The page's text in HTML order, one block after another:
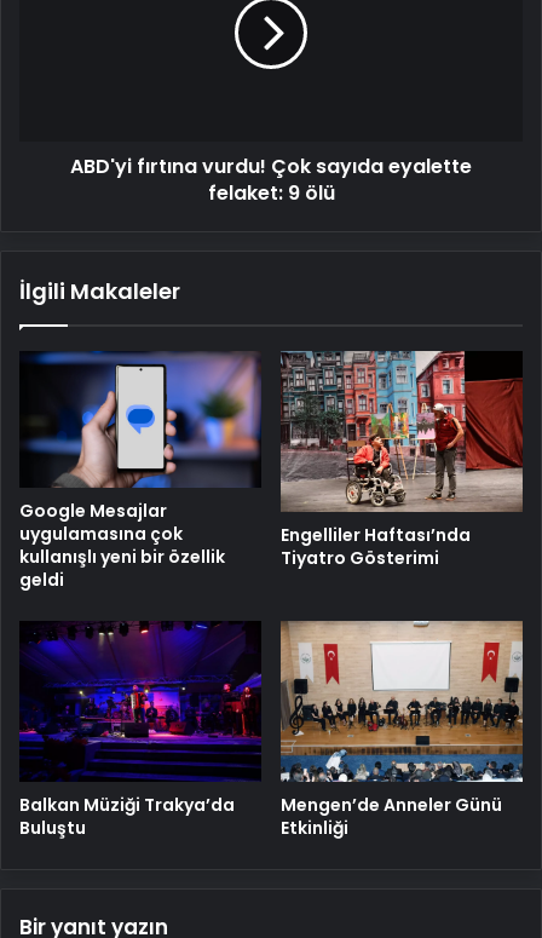
ABD'yi fırtına vurdu! Çok sayıda eyalette
felaket: 9 ölü
İlgili Makaleler
Google Mesajlar
uygulamasına çok
kullanışlı yeni bir özellik
geldi
Engelliler Haftası’nda
Tiyatro Gösterimi
Balkan Müziği Trakya’da
Buluştu
Mengen’de Anneler Günü
Etkinliği
Bir yanıt yazın